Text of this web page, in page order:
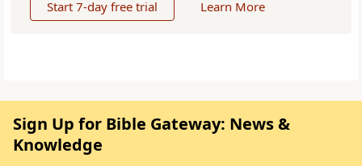
Start 7-day free trial Learn More
Sign Up for Bible Gateway: News &
Knowledge